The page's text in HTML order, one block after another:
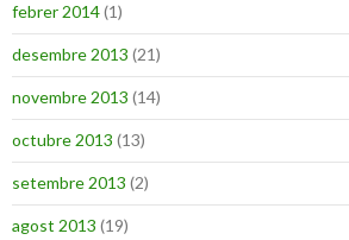
febrer 2014(1)
desembre 2013 (21)
novembre 2013 (14)
octubre 2013 (13)
setembre 2013 (2)
agost 2013 (19)